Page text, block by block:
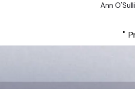
Ann
"